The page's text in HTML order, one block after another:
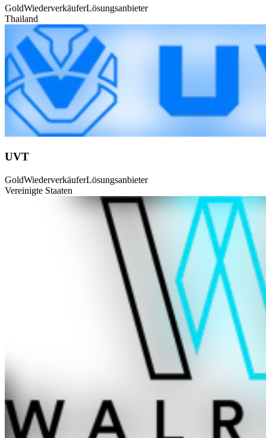
GoldWiederverkäuferLösungsanbieter
Thailand
UVT
GoldWiederverkäuferLösungsanbieter
Vereinigte Staaten